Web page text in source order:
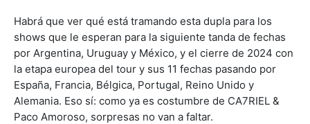
Habrá que ver qué está tramando esta dupla para los
shows que le esperan para la siguiente tanda de fechas
por Argentina, Uruguay y México, y el cierre de 2024 con
la etapa europea del tour y sus 11 fechas pasando por
España, Francia, Bélgica, Portugal, Reino Unido y
Alemania. Eso sí: como ya es costumbre de CA7RIEL &
Paco Amoroso, sorpresas no van a faltar.